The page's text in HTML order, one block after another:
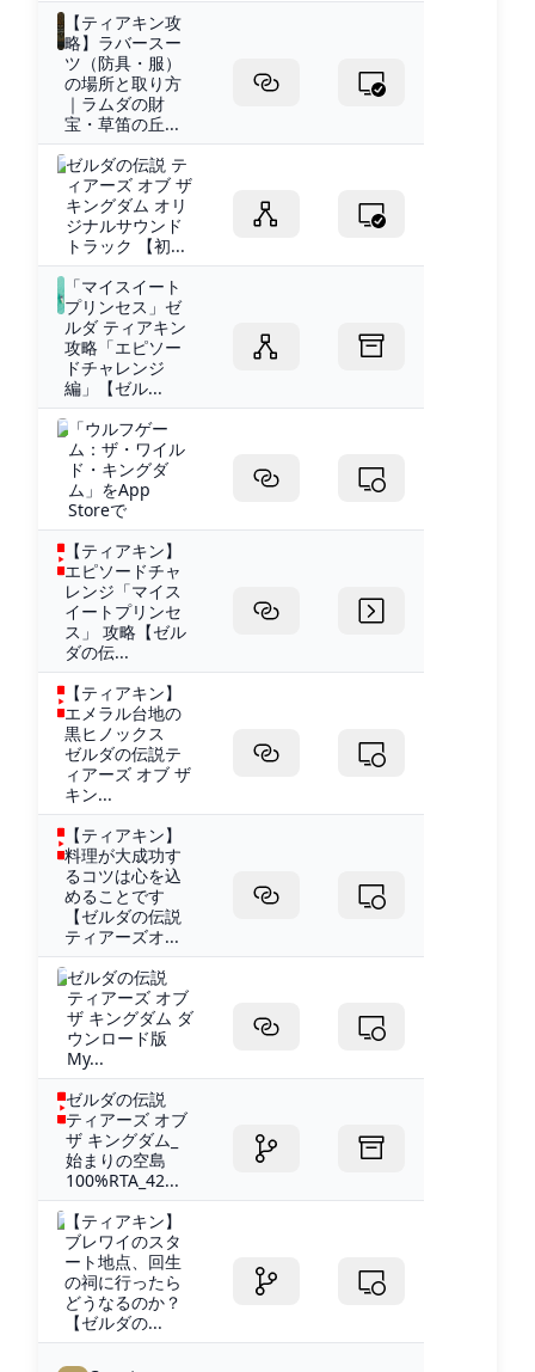
【ティアキン攻
略】ラバースー
ツ（防具・服）
の場所と取り方
｜ラムダの財
宝・草笛の丘...
ゼルダの伝説 テ
ィアーズ オブ ザ
キングダム オリ
ジナルサウンド
トラック 【初...
「マイスイート
プリンセス」ゼ
ルダ ティアキン
攻略「エピソー
ドチャレンジ
編」【ゼル...
‎「ウルフゲー
ム：ザ・ワイル
ド・キングダ
ム」をApp
Storeで
【ティアキン】
エピソードチャ
レンジ「マイス
イートプリンセ
ス」 攻略【ゼル
ダの伝...
【ティアキン】
エメラル台地の
黒ヒノックス
ゼルダの伝説テ
ィアーズ オブ ザ
キン...
【ティアキン】
料理が大成功す
るコツは心を込
めることです
【ゼルダの伝説
ティアーズオ...
ゼルダの伝説
ティアーズ オブ
ザ キングダム ダ
ウンロード版
My...
ゼルダの伝説
ティアーズ オブ
ザ キングダム_
始まりの空島
100%RTA_42...
【ティアキン】
ブレワイのスタ
ート地点、回生
の祠に行ったら
どうなるのか？
【ゼルダの...